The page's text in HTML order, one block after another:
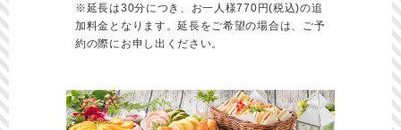
※延長は30分につき、お一人様770円(税込)の追
加料金となります。延長をご希望の場合は、ご予
約の際にお申し出ください。